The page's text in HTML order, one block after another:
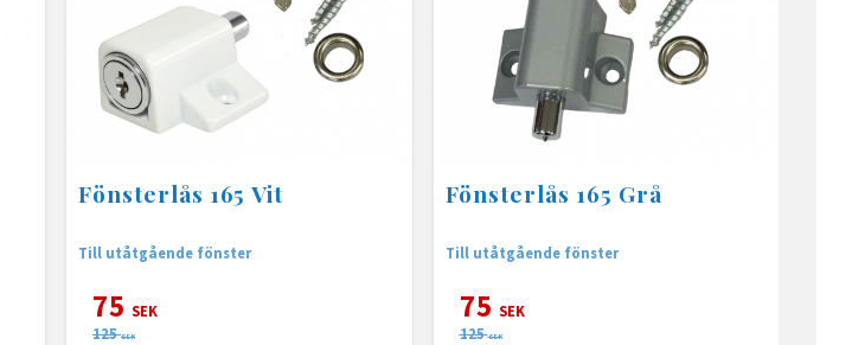
Fönsterlås 165 Vit
Till utåtgående fönster
75 SEK
125 SEK
Fönsterlås 165 Grå
Till utåtgående fönster
75 SEK
125 SEK